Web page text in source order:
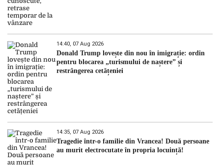
14:40, 07 Aug 2026
Donald Trump lovește din nou în imigrație: ordin
pentru blocarea „turismului de naștere” și
restrângerea cetățeniei
14:35, 07 Aug 2026
Tragedie într-o familie din Vrancea! Două persoane
au murit electrocutate în propria locuință!